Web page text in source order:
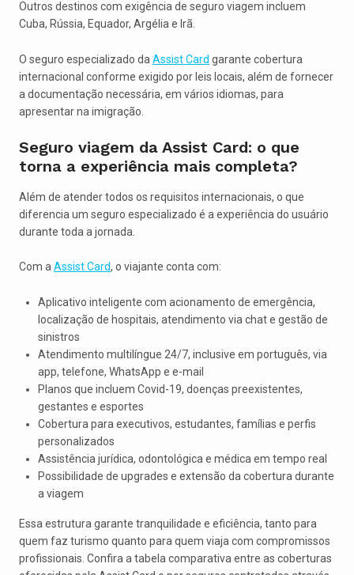
Outros destinos com exigência de seguro viagem incluem
Cuba, Rússia, Equador, Argélia e Irã.
O seguro especializado da Assist Card garante cobertura
internacional conforme exigido por leis locais, além de fornecer
a documentação necessária, em vários idiomas, para
apresentar na imigração.
Seguro viagem da Assist Card: o que
torna a experiência mais completa?
Além de atender todos os requisitos internacionais, o que
diferencia um seguro especializado é a experiência do usuário
durante toda a jornada.
Com aAssist Card, o viajante conta com:
Aplicativo inteligente com acionamento de emergência,
localização de hospitais, atendimento via chat e gestão de
sinistros
Atendimento multilíngue 24/7, inclusive em português, via
app, telefone, WhatsApp e e-mail
Planos que incluem Covid-19, doenças preexistentes,
gestantes e esportes
Cobertura para executivos, estudantes, famílias e perfis
personalizados
Assistência jurídica, odontológica e médica em tempo real
Possibilidade de upgrades e extensão da cobertura durante
a viagem
Essa estrutura garante tranquilidade e eficiência, tanto para
quem faz turismo quanto para quem viaja com compromissos
profissionais. Confira a tabela comparativa entre as coberturas